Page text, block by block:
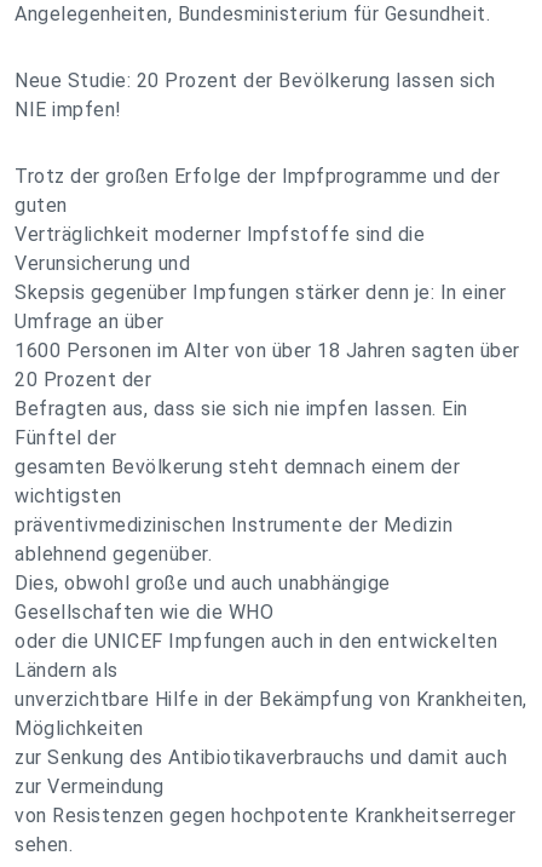
Angelegenheiten, Bundesministerium für Gesundheit.
Neue Studie: 20 Prozent der Bevölkerung lassen sich
NIE impfen!
Trotz der großen Erfolge der Impfprogramme und der
guten
Verträglichkeit moderner Impfstoffe sind die
Verunsicherung und
Skepsis gegenüber Impfungen stärker denn je: In einer
Umfrage an über
1600 Personen im Alter von über 18 Jahren sagten über
20 Prozent der
Befragten aus, dass sie sich nie impfen lassen. Ein
Fünftel der
gesamten Bevölkerung steht demnach einem der
wichtigsten
präventivmedizinischen Instrumente der Medizin
ablehnend gegenüber.
Dies, obwohl große und auch unabhängige
Gesellschaften wie die WHO
oder die UNICEF Impfungen auch in den entwickelten
Ländern als
unverzichtbare Hilfe in der Bekämpfung von Krankheiten,
Möglichkeiten
zur Senkung des Antibiotikaverbrauchs und damit auch
zur Vermeindung
von Resistenzen gegen hochpotente Krankheitserreger
sehen.